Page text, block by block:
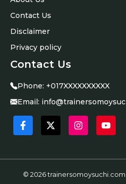
Contact Us
Disclaimer
Privacy policy
Contact Us
Phone: +017XXXXXXXXXX
Email:
© 2026